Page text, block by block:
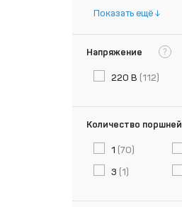
Показать ещё
Напряжение ?
220 В (112)
Количество поршней
1 (70)
3 (1)